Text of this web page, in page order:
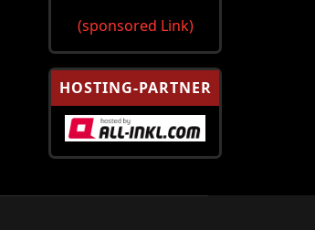
(sponsored Link)
HOSTING-PARTNER